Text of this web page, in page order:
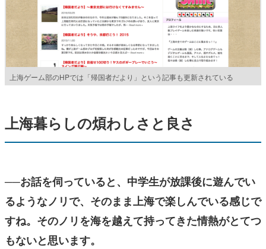
上海ゲーム部のHPでは「帰国者だより」という記事も更新されている
上海暮らしの煩わしさと良さ
──お話を伺っていると、中学生が放課後に遊んでい
るようなノリで、そのまま上海で楽しんでいる感じで
すね。そのノリを海を越えて持ってきた情熱がとてつ
もないと思います。